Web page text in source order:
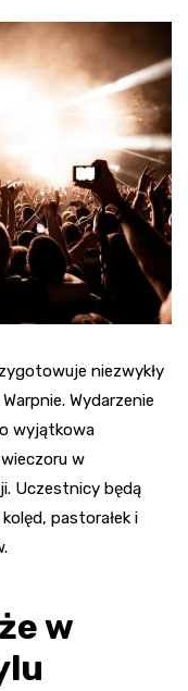
niezwykły
Wydarzenie
wyjątkowa
w
Uczestnicy będą
pastorałek i
w